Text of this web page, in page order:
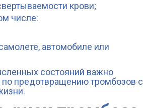
крови;
числе:
автомобиле или
состояний важно
предотвращению тромбозов с